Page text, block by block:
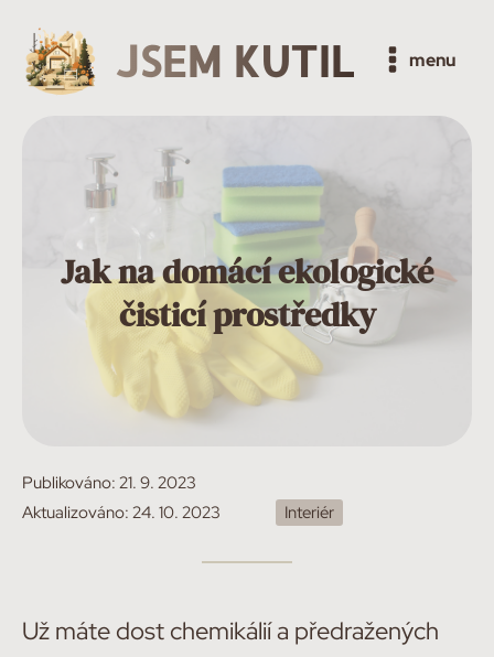
JSEM KUTIL menu
Jak na domácí ekologické
čisticí prostředky
Publikováno: 21. 9. 2023
Aktualizováno: 24. 10. 2023 Interiér
Už máte dost chemikálií a předražených